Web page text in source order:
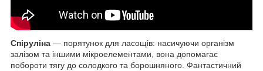
Спіруліна — порятунок для ласощів: насичуючи організм
залізом та іншими мікроелементами, вона допомагає
побороти тягу до солодкого та борошняного. Фантастичний